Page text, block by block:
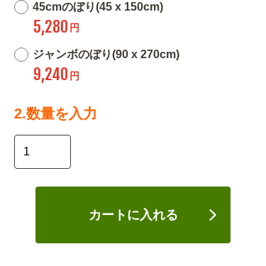
45cmのぼり(45 x 150cm)
5,280 円
ジャンボのぼり(90 x 270cm)
9,240 円
2.数量を入力
カートに入れる